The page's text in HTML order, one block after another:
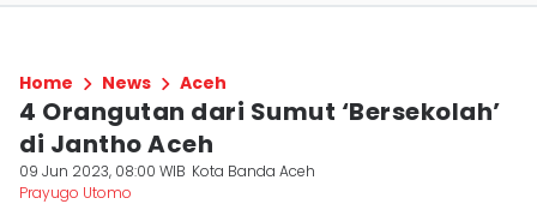
Home News Aceh
4 Orangutan dari Sumut ‘Bersekolah’
di Jantho Aceh
09 Jun 2023, 08:00 WIB Kota Banda Aceh
Prayugo Utomo